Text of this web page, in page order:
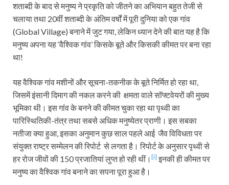
शताब्दी के बाद से मनुष्य ने प्रकृति को जीतने का अभियान बहुत तेजी से
चलाया तथा 20वीं शताब्दी के अंतिम वर्षों में पूरी दुनिया को एक गांव
(Global Village) बनाने में जुट गया, लेकिन ध्यान देने की बात यह है कि
मनुष्य अपना यह ‘वैश्विक गांव’ किसके बूते और किसकी कीमत पर बना रहा
था!
यह वैश्विक गांव मशीनों और सूचना-तकनीक के बूते निर्मित हो रहा था,
जिसमें इंसानी दिमाग की नकल करने की क्षमता वाले सॉफ्टवेयरों की मुख्य
भूमिका थी। इस गांव के बनने की कीमत चुका रहा था पृथ्वी का
पारिस्थितिकी-तंत्र तथा सबसे अधिक मनुष्येतर प्राणी। इस सबका
नतीजा क्या हुआ, इसका अनुमान कुछ साल पहले आई जैव विविधता पर
संयुक्त राष्ट्र सम्मेलन की रिपोर्ट से लगता है। रिपोर्ट के अनुसार पृथ्वी से
हर रोज जीवों की 150 प्रजातियां लुप्त हो रही थीं। [i] इनकी ही कीमत पर
मनुष्य का वैश्विक गांव बनाने का सपना पूरा हुआ है।